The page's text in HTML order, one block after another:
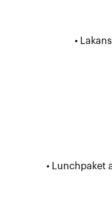
•
• Lunchpaket